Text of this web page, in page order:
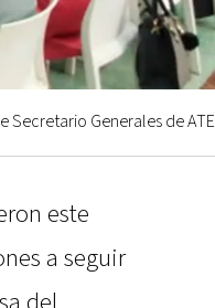
Secretario Generales de ATE
este
a seguir